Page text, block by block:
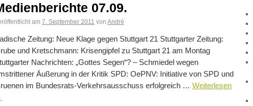
07.09.
am 7. September 2011 von André
Zeitung: Neue Klage gegen Stuttgart 21 Stuttgarter Zeitung:
und Kretschmann: Krisengipfel zu Stuttgart 21 am Montag
Nachrichten: „Gottes Segen“? – Schmiedel wegen
Äußerung in der Kritik SPD: OePNV: Initiative von SPD und
im Bundesrats-Verkehrsausschuss erfolgreich … Weiterlesen